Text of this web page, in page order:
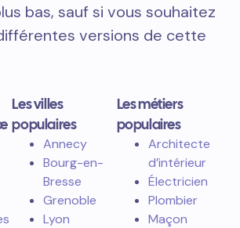
bas, sauf si vous souhaitez
versions de cette
Les villes
populaires
Annecy
Bourg-en-
Bresse
Grenoble
Lyon
Les métiers
populaires
Architecte
d’intérieur
Électricien
Plombier
Maçon